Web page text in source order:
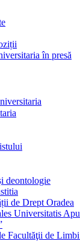
în presă
deontologie
de Drept Oradea
Universitatis
Facultăţii de